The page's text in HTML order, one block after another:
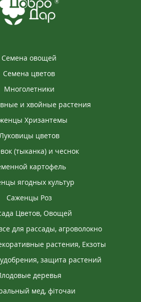
Семена овощей
Семена цветов
Многолетники
и хвойные растения
Хризантемы
цветов
(тыканка) и чеснок
картофель
ягодных культур
Саженцы Роз
Цветов, Овощей
для рассады, агроволокно
растения, Екзоты
защита растений
деревья
мед, фіточаи